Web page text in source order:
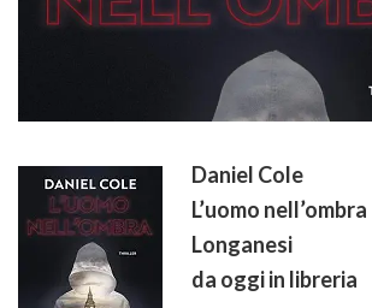
Daniel Cole
L’uomo nell’ombra
Longanesi
da oggi in libreria